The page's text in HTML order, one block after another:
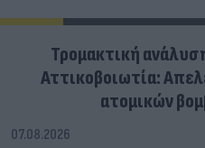
Τρομακτική
Αττικοβοιωτία:
ατομικών
07.08.2026